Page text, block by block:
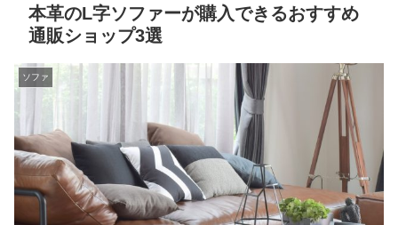
本革のL字ソファーが購入できるおすすめ
通販ショップ3選
ソファ